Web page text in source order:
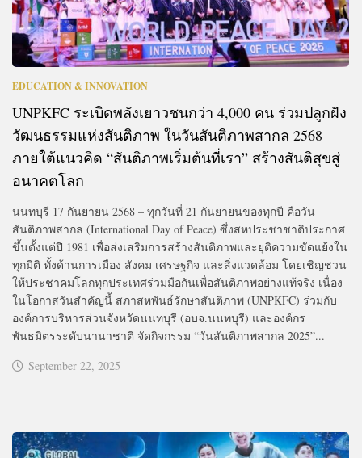
EDUCATION & INNOVATION
UNPKFC ระเบิดพลังเยาวชนกว่า 4,000 คน ร่วมปลูกฝัง
วัฒนธรรมแห่งสันติภาพ ในวันสันติภาพสากล 2568
ภายใต้แนวคิด “สันติภาพเริ่มต้นที่เรา” สร้างสันติสุขสู่
อนาคตโลก
นนทบุรี 17 กันยายน 2568 – ทุกวันที่ 21 กันยายนของทุกปี คือวัน
สันติภาพสากล (International Day of Peace) ซึ่งสหประชาชาติประกาศ
ขึ้นตั้งแต่ปี 1981 เพื่อส่งเสริมการสร้างสันติภาพและยุติความขัดแย้งใน
ทุกมิติ ทั้งด้านการเมือง สังคม เศรษฐกิจ และสิ่งแวดล้อม โดยเชิญชวน
ให้ประชาคมโลกทุกประเทศร่วมมือกันเพื่อสันติภาพอย่างแท้จริง เนื่อง
ในโอกาสวันสำคัญนี้ สภาสหพันธ์รักษาสันติภาพ (UNPKFC) ร่วมกับ
องค์การบริหารส่วนจังหวัดนนทบุรี (อบจ.นนทบุรี) และองค์กร
พันธมิตรระดับนานาชาติ จัดกิจกรรม “วันสันติภาพสากล 2025”...
September 22, 2025